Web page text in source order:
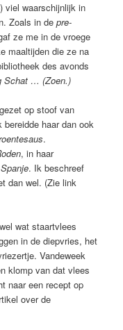
viel waarschijnlijk in
Zoals in depre-
ze me in de vroege
maaltijden die ze na
des avonds
Schat … (Zoen.)
op stoof van
haar dan ook
.
, in haar
. Ik beschreef
dan wel. (Zie link
wat staartvlees
in de diepvries, het
Vandeweek
klomp van dat vlees
naar een recept op
over de